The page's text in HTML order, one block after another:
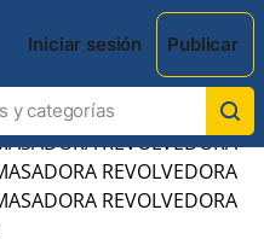
Iniciar sesión Publicar